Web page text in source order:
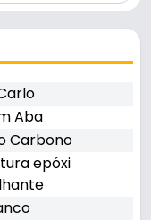
Aba
Carbono
epóxi